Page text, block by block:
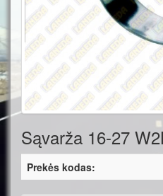
Sąvarža 16-27
Prekės kodas: